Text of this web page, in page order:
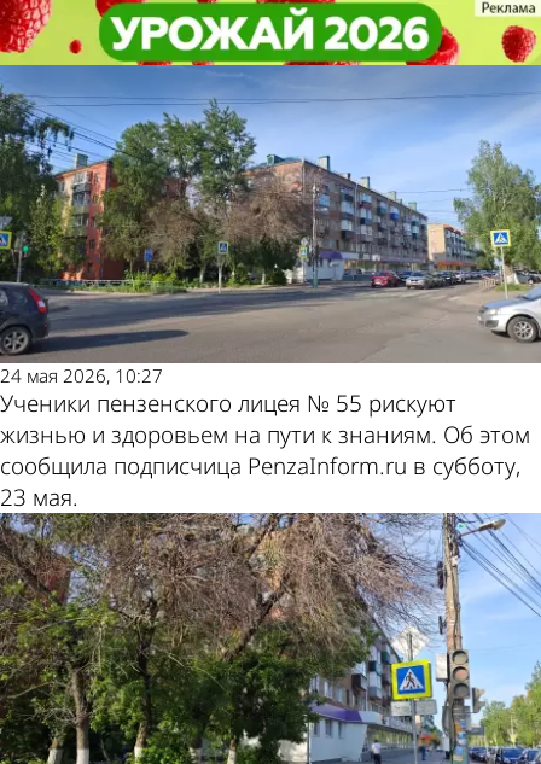
В Пензе погибшее дерево может
упасть на дорогу к лицею № 55
Глас народа
24 мая 2026, 10:27
Ученики пензенского лицея № 55 рискуют
жизнью и здоровьем на пути к знаниям. Об этом
сообщила подписчица PenzaInform.ru в субботу,
23 мая.
В Пензе погибшее дерево может
упасть на дорогу к лицею № 55
Глас народа
Другие
новости по
теме
Погода и
курсы валют
в Пензе